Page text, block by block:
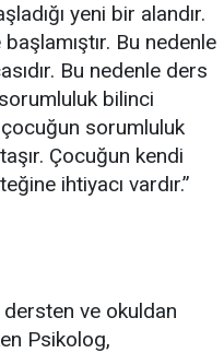
yeni bir alandır.
Bu nedenle
Bu nedenle ders
bilinci
çocuğun sorumluluk
Çocuğun kendi
ihtiyacı vardır.”
dersten ve okuldan
Psikolog,